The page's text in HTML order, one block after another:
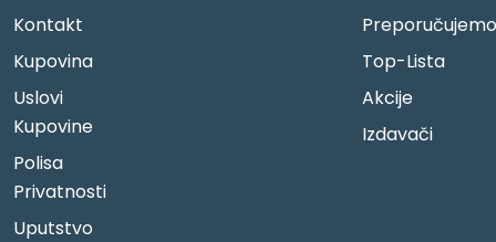
Kontakt
Kupovina
Uslovi
Kupovine
Polisa
Privatnosti
Uputstvo
Preporučujemo
Top-Lista
Akcije
Izdavači